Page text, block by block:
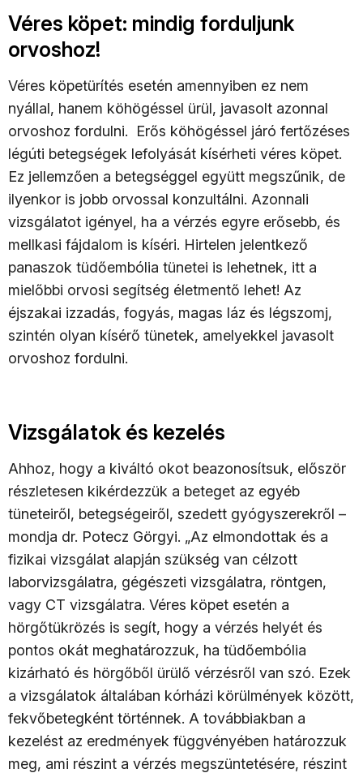
Véres köpet: mindig forduljunk
orvoshoz!
Véres köpetürítés esetén amennyiben ez nem
nyállal, hanem köhögéssel ürül, javasolt azonnal
orvoshoz fordulni. Erős köhögéssel járó fertőzéses
légúti betegségek lefolyását kísérheti véres köpet.
Ez jellemzően a betegséggel együtt megszűnik, de
ilyenkor is jobb orvossal konzultálni. Azonnali
vizsgálatot igényel, ha a vérzés egyre erősebb, és
mellkasi fájdalom is kíséri. Hirtelen jelentkező
panaszok tüdőembólia tünetei is lehetnek, itt a
mielőbbi orvosi segítség életmentő lehet! Az
éjszakai izzadás, fogyás, magas láz és légszomj,
szintén olyan kísérő tünetek, amelyekkel javasolt
orvoshoz fordulni.
Vizsgálatok és kezelés
Ahhoz, hogy a kiváltó okot beazonosítsuk, először
részletesen kikérdezzük a beteget az egyéb
tüneteiről, betegségeiről, szedett gyógyszerekről –
mondja dr. Potecz Görgyi. „Az elmondottak és a
fizikai vizsgálat alapján szükség van célzott
laborvizsgálatra, gégészeti vizsgálatra, röntgen,
vagy CT vizsgálatra. Véres köpet esetén a
hörgőtükrözés is segít, hogy a vérzés helyét és
pontos okát meghatározzuk, ha tüdőembólia
kizárható és hörgőből ürülő vérzésről van szó. Ezek
a vizsgálatok általában kórházi körülmények között,
fekvőbetegként történnek. A továbbiakban a
kezelést az eredmények függvényében határozzuk
meg, ami részint a vérzés megszüntetésére, részint